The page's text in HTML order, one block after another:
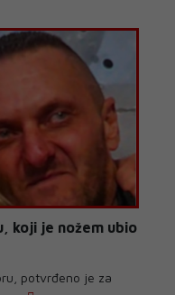
koji je nožem ubio
potvrđeno je za